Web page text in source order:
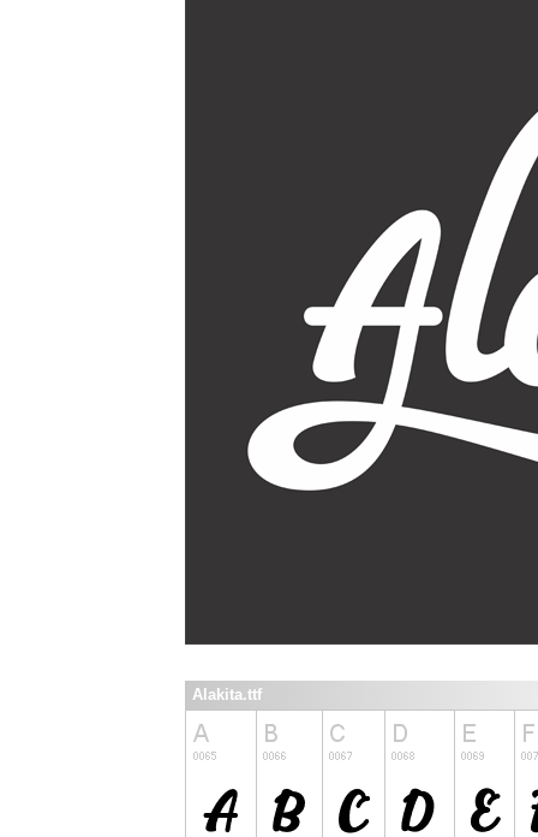
Alakita.ttf